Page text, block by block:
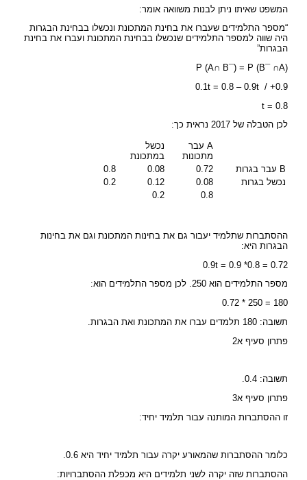
המשפט שאיתו ניתן לבנות משוואה אומר:
“מספר התלמידים שעברו את בחינת המתכונת ונכשלו בבחינת הבגרות
היה שווה למספר התלמידים שנכשלו בבחינת המתכונת ועברו את בחינת
הבגרות”
(P (A∩ B¯) = P (B¯ ∩A
0.1t = 0.8 – 0.9t / +0.9
t = 0.8
לכן הטבלה של 2017 נראית כך:
A עבר
מתכונות
נכשל
במתכונת
B עבר בגרות
0.72
0.08
0.8
נכשל בגרות
0.08
0.12
0.2
0.8
0.2
ההסתברות שתלמיד יעבור גם את בחינות המתכונת וגם את בחינות
הבגרות היא:
0.9t = 0.9 *0.8 = 0.72
מספר התלמידים הוא 250. לכן מספר התלמידים הוא:
180 = 250 * 0.72
תשובה: 180 תלמדים עברו את המתכונת ואת הבגרות.
פתרון סעיף א2
תשובה: 0.4.
פתרון סעיף א3
זו ההסתברות המותנה עבור תלמיד יחיד:
כלומר ההסתברות שהמאורע יקרה עבור תלמיד יחיד היא 0.6.
ההסתברות שזה יקרה לשני תלמידים היא מכפלת ההסתברויות: